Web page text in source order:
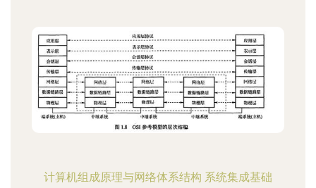
计算机组成原理与网络体系结构 系统集成基础